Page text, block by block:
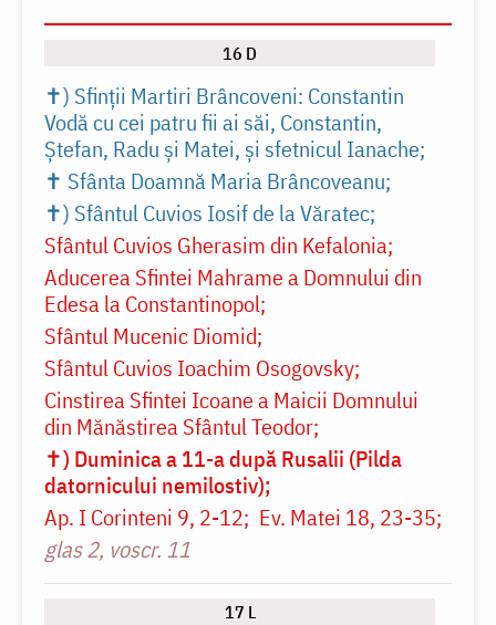
16 D
✝) Sfinții Martiri Brâncoveni: Constantin
Vodă cu cei patru fii ai săi, Constantin,
Ștefan, Radu și Matei, și sfetnicul Ianache
✝ Sfânta Doamnă Maria Brâncoveanu
✝) Sfântul Cuvios Iosif de la Văratec
Sfântul Cuvios Gherasim din Kefalonia
Aducerea Sfintei Mahrame a Domnului din
Edesa la Constantinopol
Sfântul Mucenic Diomid
Sfântul Cuvios Ioachim Osogovsky
Cinstirea Sfintei Icoane a Maicii Domnului
din Mănăstirea Sfântul Teodor
✝) Duminica a 11-a după Rusalii (Pilda
datornicului nemilostiv)
Ap. I Corinteni 9, 2-12 Ev. Matei 18, 23-35
glas 2, voscr. 11
17 L